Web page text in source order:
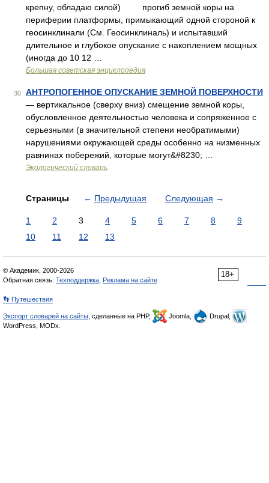
крепну, обладаю силой) прогиб земной коры на
периферии платформы, примыкающий одной стороной к
геосинклинали (См. Геосинклиналь) и испытавший
длительное и глубокое опускание с накоплением мощных
(иногда до 10 12 …
Большая советская энциклопедия
30
АНТРОПОГЕННОЕ ОПУСКАНИЕ ЗЕМНОЙ ПОВЕРХНОСТИ
— вертикальное (сверху вниз) смещение земной коры,
обусловленное деятельностью человека и сопряженное с
серьезными (в значительной степени необратимыми)
нарушениями окружающей среды особенно на низменных
равнинах побережий, которые могут&#8230; …
Экологический словарь
Страницы ← Предыдущая Следующая →
1 2 3 4 5 6 7 8
9
10
11 12 13
18+
© Академик, 2000-2026
Обратная связь: Техподдержка Реклама на сайте
👣 Путешествия
Экспорт словарей на сайты , сделанные на PHP, Joomla,
Drupal,
WordPress, MODx.